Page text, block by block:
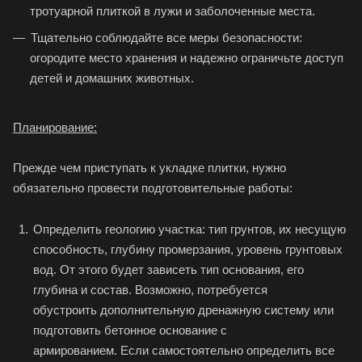
тротуарной плиткой в лужи и заболоченные места.
Тщательно соблюдайте все меры безопасности:
огородите место хранения и надежно ограничьте доступ
детей и домашних животных.
Планирование:
Прежде чем приступать к укладке плитки, нужно
обязательно провести подготовительные работы:
Определить геологию участка: тип грунтов, их несущую
способность, глубину промерзания, уровень грунтовых
вод. От этого будет зависеть тип основания, его
глубина и состав. Возможно, потребуется
обустроить дополнительную дренажную систему или
подготовить бетонное основание с
армированием. Если самостоятельно определить все